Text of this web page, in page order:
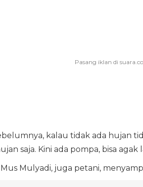
kalau tidak ada hujan
saja. Kini ada pompa, bisa agak
Mulyadi, juga petani,